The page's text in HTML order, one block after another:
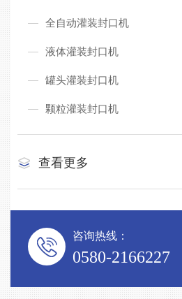
全自动灌装封口机
液体灌装封口机
罐头灌装封口机
颗粒灌装封口机
查看更多
咨询热线：
0580-2166227